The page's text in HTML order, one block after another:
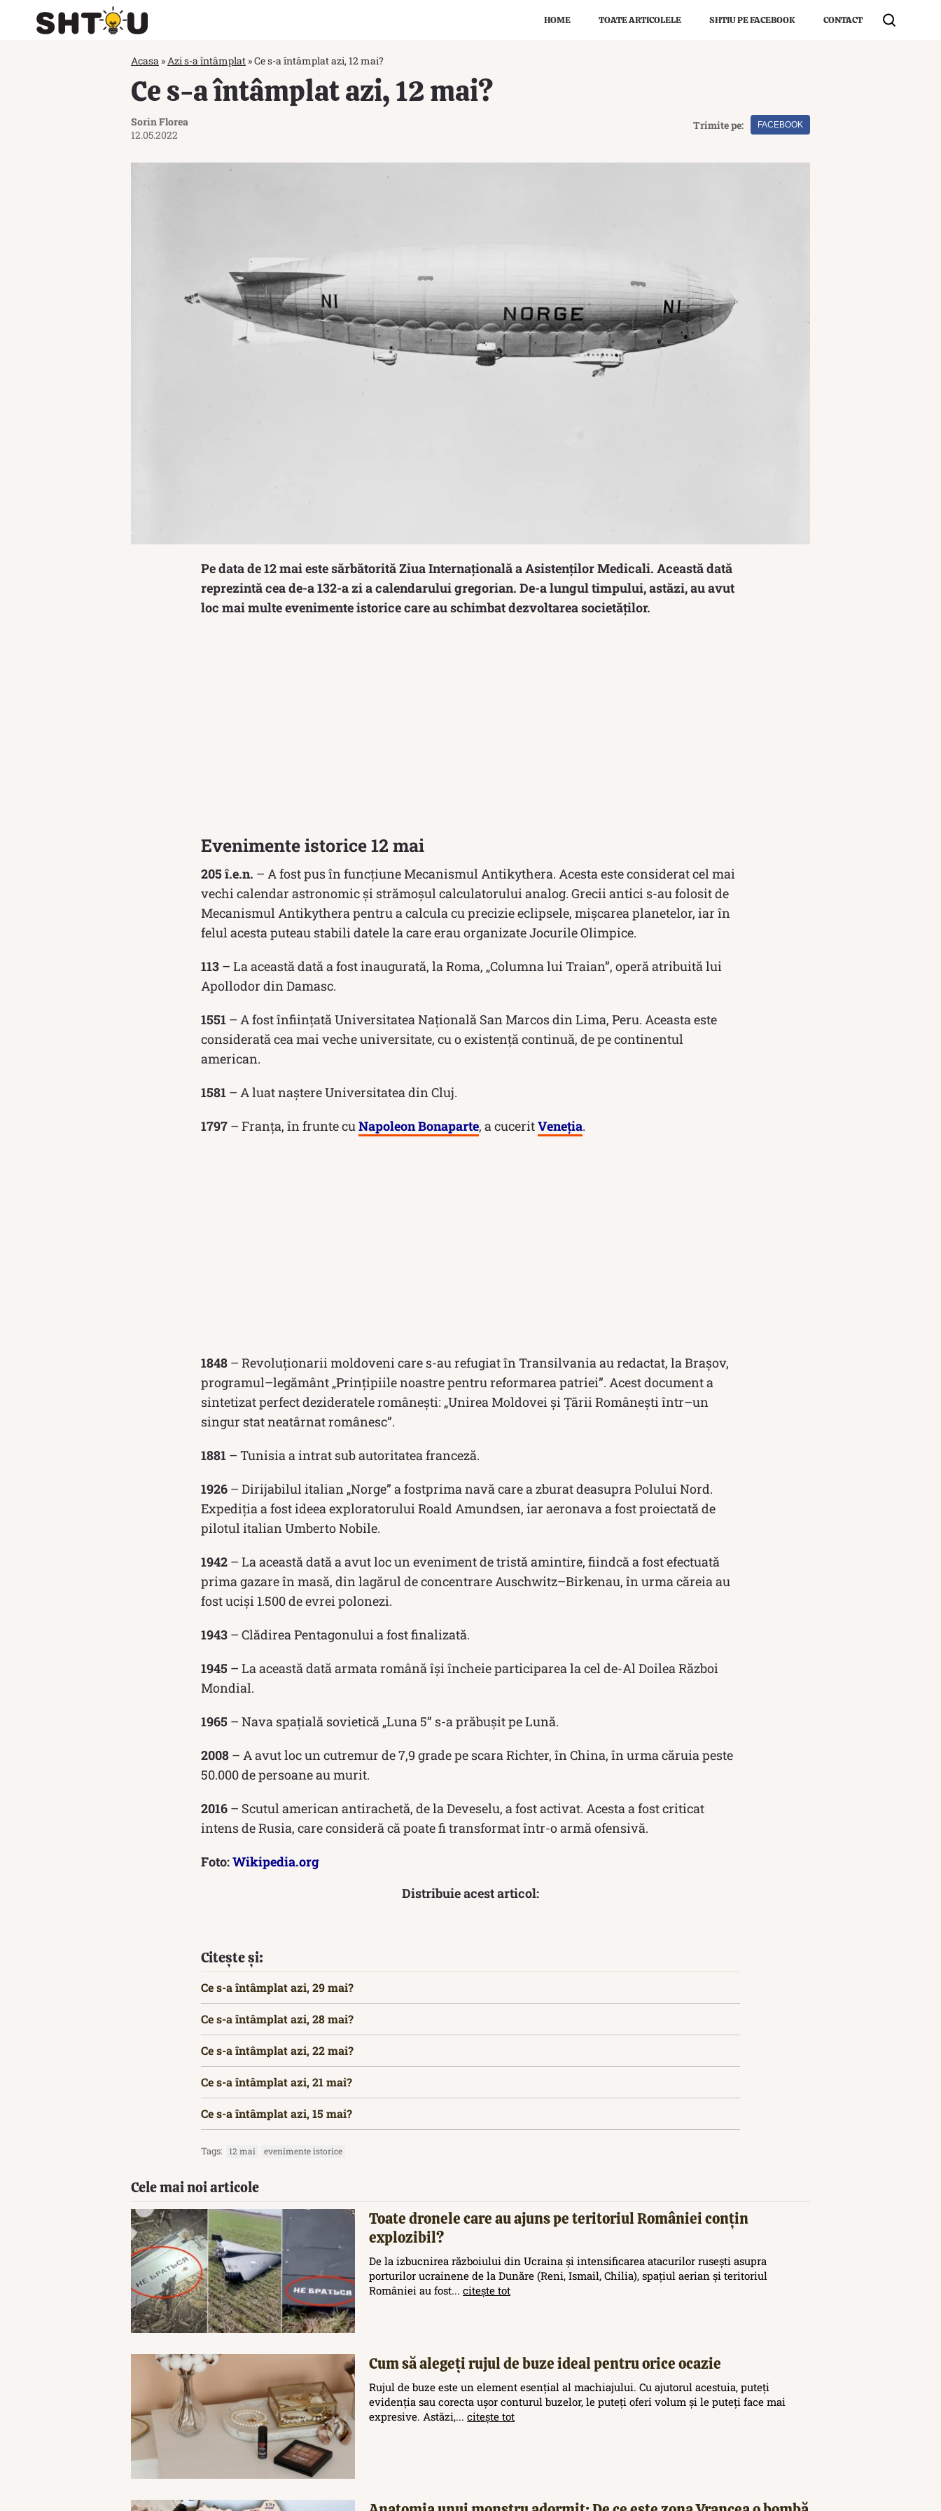
HOME TOATE ARTICOLELE SHTIU PE FACEBOOK CONTACT
Acasa »Azi s-a întâmplat »Ce s-a întâmplat azi, 12 mai?
Ce s-a întâmplat azi, 12 mai?
Sorin Florea
12.05.2022
Trimite pe: FACEBOOK
Pe data de 12 mai este sărbătorită Ziua Internațională a Asistenților Medicali. Această dată
reprezintă cea de-a 132-a zi a calendarului gregorian. De-a lungul timpului, astăzi, au avut
loc mai multe evenimente istorice care au schimbat dezvoltarea societăților.
Evenimente istorice 12 mai
205 î.e.n. – A fost pus în funcțiune Mecanismul Antikythera. Acesta este considerat cel mai
vechi calendar astronomic și strămoșul calculatorului analog. Grecii antici s-au folosit de
Mecanismul Antikythera pentru a calcula cu precizie eclipsele, mișcarea planetelor, iar în
felul acesta puteau stabili datele la care erau organizate Jocurile Olimpice.
113 – La această dată a fost inaugurată, la Roma, „Columna lui Traian”, operă atribuită lui
Apollodor din Damasc.
1551 – A fost înființată Universitatea Națională San Marcos din Lima, Peru. Aceasta este
considerată cea mai veche universitate, cu o existență continuă, de pe continentul
american.
1581 – A luat naștere Universitatea din Cluj.
1797 – Franța, în frunte cuNapoleon Bonaparte, a cuceritVeneția.
1848 – Revoluționarii moldoveni care s-au refugiat în Transilvania au redactat, la Brașov,
programul–legământ „Prințipiile noastre pentru reformarea patriei”. Acest document a
sintetizat perfect dezideratele românești: „Unirea Moldovei și Țării Românești într–un
singur stat neatârnat românesc”.
1881 – Tunisia a intrat sub autoritatea franceză.
1926 – Dirijabilul italian „Norge” a fostprima navă care a zburat deasupra Polului Nord.
Expediția a fost ideea exploratorului Roald Amundsen, iar aeronava a fost proiectată de
pilotul italian Umberto Nobile.
1942 – La această dată a avut loc un eveniment de tristă amintire, fiindcă a fost efectuată
prima gazare în masă, din lagărul de concentrare Auschwitz–Birkenau, în urma căreia au
fost uciși 1.500 de evrei polonezi.
1943 – Clădirea Pentagonului a fost finalizată.
1945 – La această dată armata română își încheie participarea la cel de-Al Doilea Război
Mondial.
1965 – Nava spațială sovietică „Luna 5” s-a prăbușit pe Lună.
2008 – A avut loc un cutremur de 7,9 grade pe scara Richter, în China, în urma căruia peste
50.000 de persoane au murit.
2016 – Scutul american antirachetă, de la Deveselu, a fost activat. Acesta a fost criticat
intens de Rusia, care consideră că poate fi transformat într-o armă ofensivă.
Foto:Wikipedia.org
Distribuie acest articol:
Citește și:
Ce s-a întâmplat azi, 29 mai?
Ce s-a întâmplat azi, 28 mai?
Ce s-a întâmplat azi, 22 mai?
Ce s-a întâmplat azi, 21 mai?
Ce s-a întâmplat azi, 15 mai?
Tags: 12 mai evenimente istorice
Cele mai noi articole
Toate dronele care au ajuns pe teritoriul României conțin
explozibil?
De la izbucnirea războiului din Ucraina și intensificarea atacurilor rusești asupra
porturilor ucrainene de la Dunăre (Reni, Ismail, Chilia), spațiul aerian și teritoriul
României au fost... citește tot
Cum să alegeți rujul de buze ideal pentru orice ocazie
Rujul de buze este un element esențial al machiajului. Cu ajutorul acestuia, puteți
evidenția sau corecta ușor conturul buzelor, le puteți oferi volum și le puteți face mai
expresive. Astăzi,... citește tot